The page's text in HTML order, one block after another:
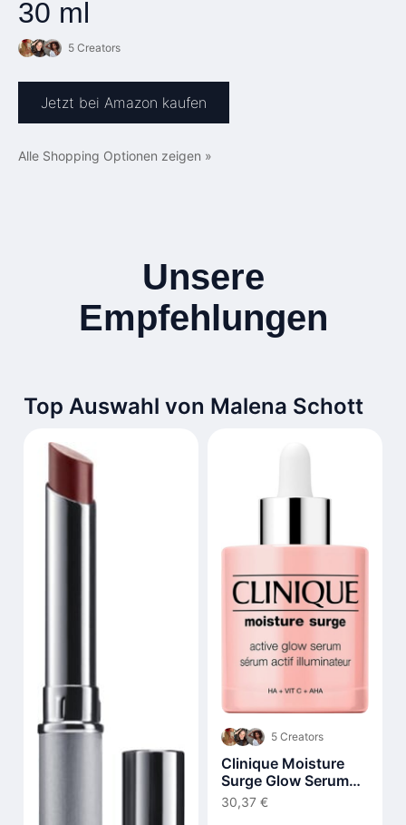
30 ml
5 Creators
Jetzt bei Amazon kaufen
Alle Shopping Optionen zeigen »
Unsere
Empfehlungen
Top Auswahl von Malena Schott
5 Creators
Clinique Moisture
Surge Glow Serum
30 ml
30,37 €